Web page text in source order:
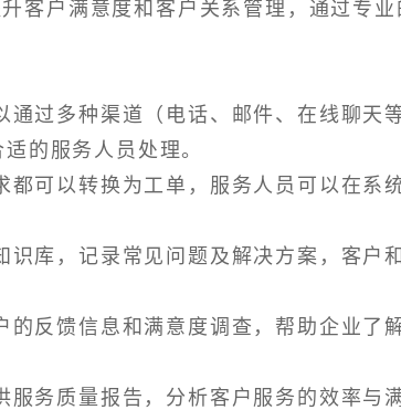
客户满意度和客户关系管理，通过专
过多种渠道（电话、邮件、在线聊天
的服务人员处理。
可以转换为工单，服务人员可以在系
库，记录常见问题及解决方案，客户
反馈信息和满意度调查，帮助企业了
务质量报告，分析客户服务的效率与